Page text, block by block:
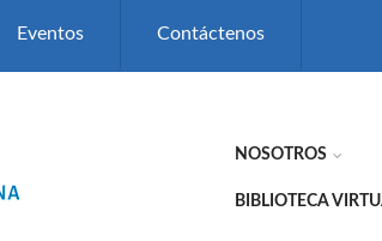
Eventos Contáctenos
NOSOTROS
BIBLIOTECA